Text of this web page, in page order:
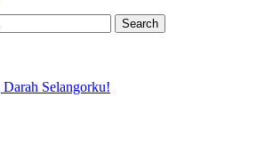
Selangorku!